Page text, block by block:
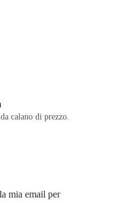
calano di prezzo.
mia email per